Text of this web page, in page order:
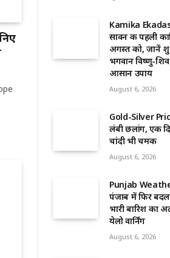
Kamika
सावन की पहली
अगस्त को, जानें
भगवान विष्णु-
आसान उपाय
August 6, 2026
Gold-Silver
लंबी छलांग, एक
चांदी भी चमकी
August 6, 2026
Punjab
पंजाब में फिर
भारी बारिश का
येलो वार्निंग
August 6, 2026